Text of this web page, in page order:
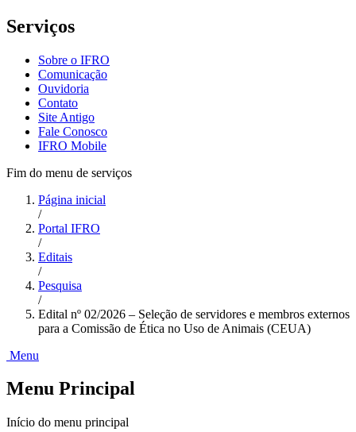
Serviços
Sobre o IFRO
Comunicação
Ouvidoria
Contato
Site Antigo
Fale Conosco
IFRO Mobile
Fim do menu de serviços
Página inicial
/
Portal IFRO
/
Editais
/
Pesquisa
/
Edital nº 02/2026 – Seleção de servidores e membros externos
para a Comissão de Ética no Uso de Animais (CEUA)
Menu
Menu Principal
Início do menu principal